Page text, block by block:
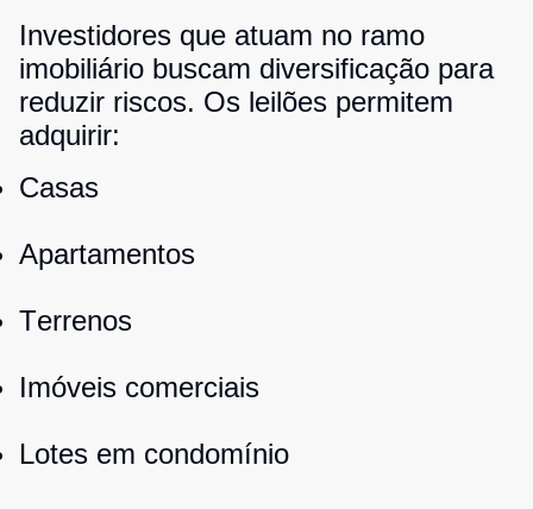
Investidores que atuam no ramo
imobiliário buscam diversificação para
reduzir riscos. Os leilões permitem
adquirir:
Casas
Apartamentos
Terrenos
Imóveis comerciais
Lotes em condomínio